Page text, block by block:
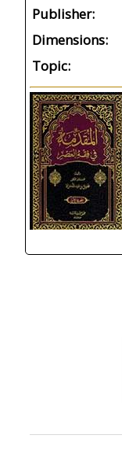
Publisher:
Dimensions:
Topic: